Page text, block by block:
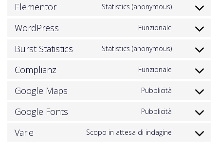
Elementor Statistics (anonymous)
WordPress Funzionale
Burst Statistics Statistics (anonymous)
Complianz Funzionale
Google Maps Pubblicità
Google Fonts Pubblicità
Varie Scopo in attesa di indagine